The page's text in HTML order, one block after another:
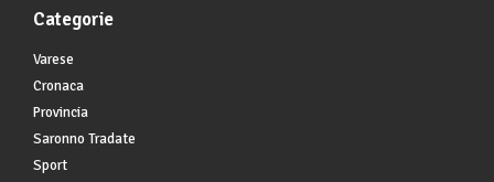
Categorie
Varese
Cronaca
Provincia
Saronno Tradate
Sport